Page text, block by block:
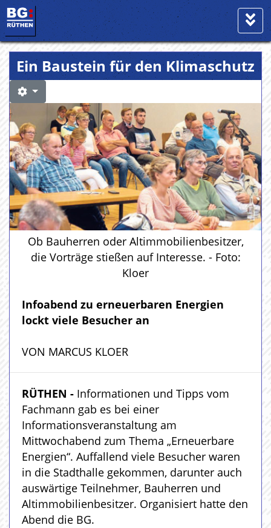
Ein Baustein für den Klimaschutz
Ob Bauherren oder Altimmobilienbesitzer,
die Vorträge stießen auf Interesse. - Foto:
Kloer
Infoabend zu erneuerbaren Energien
lockt viele Besucher an
VON MARCUS KLOER
RÜTHEN - Informationen und Tipps vom
Fachmann gab es bei einer
Informationsveranstaltung am
Mittwochabend zum Thema „Erneuerbare
Energien“. Auffallend viele Besucher waren
in die Stadthalle gekommen, darunter auch
auswärtige Teilnehmer, Bauherren und
Altimmobilienbesitzer. Organisiert hatte den
Abend die BG.